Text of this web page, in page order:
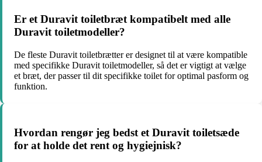
Er et Duravit toiletbræt kompatibelt med alle
Duravit toiletmodeller?
De fleste Duravit toiletbrætter er designet til at være kompatible
med specifikke Duravit toiletmodeller, så det er vigtigt at vælge
et bræt, der passer til dit specifikke toilet for optimal pasform og
funktion.
Hvordan rengør jeg bedst et Duravit toiletsæde
for at holde det rent og hygiejnisk?